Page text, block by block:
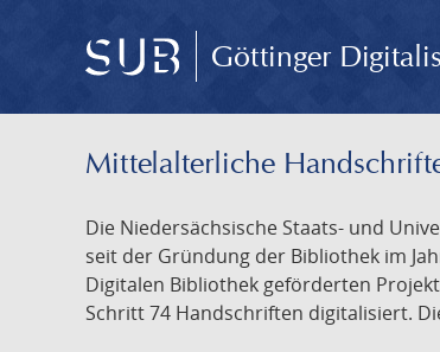
Göttinger
Mittelalterliche
Die Niedersächsische Staats- und
seit der Gründung der Bibliothek im
Digitalen Bibliothek geförderten
Schritt 74 Handschriften digitalisiert.